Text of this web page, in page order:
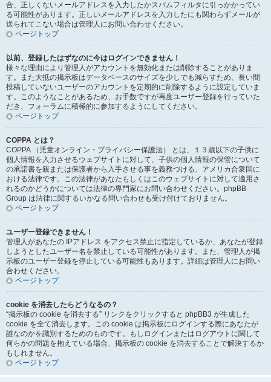
合、正しくないメールアドレスを入力したかスパムフィルタに引っかかってい
る可能性があります。正しいメールアドレスを入力したにも関わらずメールが
送られてこない場合は管理人にお問い合わせください。
ページトップ
以前、登録したはずなのに今はログインできません！
様々な理由により管理人がアカウントを無効化または削除することがありま
す。また大抵の掲示板はデータベースのサイズを少しでも減らすため、長い間
投稿していないユーザーのアカウントを定期的に削除するように設定していま
す。このようなことがあるため、お手数ですが再度ユーザー登録を行っていた
だき、フォーラムに積極的に参加するようにしてください。
ページトップ
COPPA とは？
COPPA （児童オンライン・プライバシー保護法） とは、１３歳以下の子供に
個人情報を入力させるウェブサイトに対して、子供の個人情報の保管について
の承諾書を親または保護者から入手させる事を義務づける、アメリカ合衆国に
おける法律です。この法律があなたもしくはこのウェブサイトに対して適用さ
れるのかどうかについては法律の専門家にお問い合わせください。phpBB
Group は法律に関するいかなる問い合わせも受け付けておりません。
ページトップ
ユーザー登録できません！
管理人があなたの IPアドレス をアクセス禁止に指定しているか、あなたが登録
しようとしたユーザー名を禁止している可能性があります。また、管理人が掲
示板のユーザー登録を停止している可能性もあります。詳細は管理人にお問い
合わせください。
ページトップ
cookie を消去したらどうなるの？
“掲示板の cookie を消去する” リンクをクリックすると phpBB3 が生成した
cookie を全て消去します。この cookie は掲示板にログインする際にあなたが
誰なのかを識別するためのものです。もしログインまたはログアウトに関して
何らかの問題を抱えている場合、掲示板の cookie を消去することで解決するか
もしれません。
ページトップ